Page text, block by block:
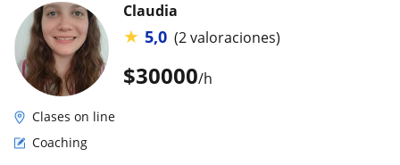
$30000/h
Claudia
★ 5,0 (2 valoraciones)
Clases on line
Coaching